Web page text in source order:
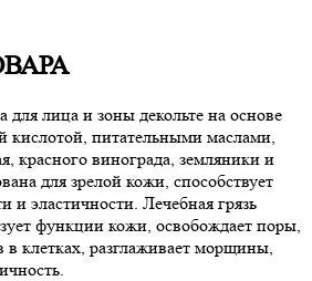
для лица и зоны декольте на основе
кислотой, питательными маслами,
красного винограда, земляники и
для зрелой кожи, способствует
и эластичности. Лечебная грязь
функции кожи, освобождает поры,
клетках, разглаживает морщины,